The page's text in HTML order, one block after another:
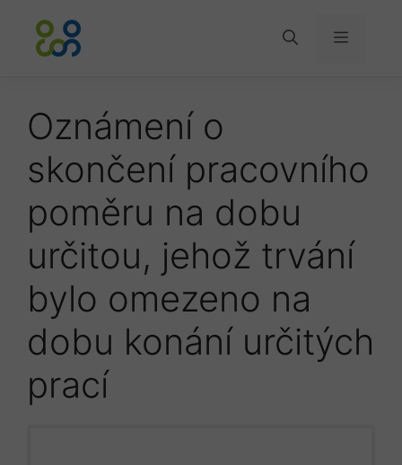
obsah
Menu
Oznámení o
skončení pracovního
poměru na dobu
určitou, jehož trvání
bylo omezeno na
dobu konání určitých
prací